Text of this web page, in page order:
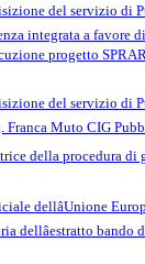
del servizio di
integrata a
progetto SPRAR
del servizio di
Franca Muto CIG
della procedura
dellâUnione
dellâestratto